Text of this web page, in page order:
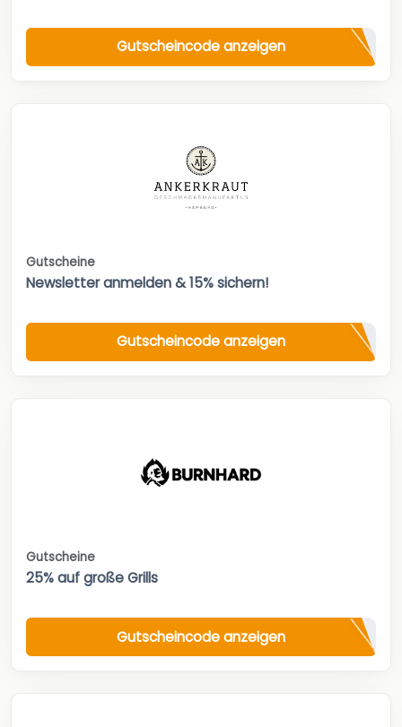
Gutscheincode anzeigen
Gutscheine
Newsletter anmelden & 15% sichern!
Gutscheincode anzeigen
Gutscheine
25% auf große Grills
Gutscheincode anzeigen